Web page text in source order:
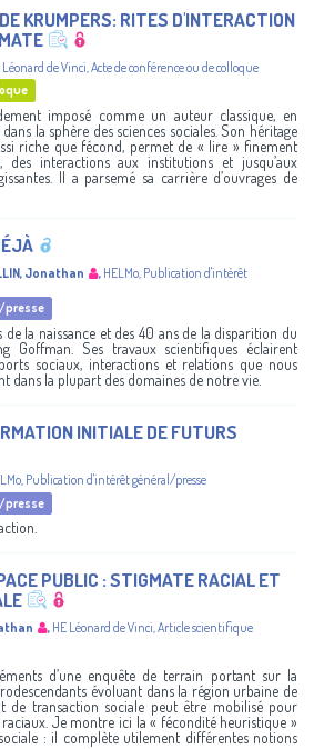
KRUMPERS: RITES D'INTERACTION
Léonard de Vinci Acte de conférence ou de colloque
imposé comme un auteur classique, en
la sphère des sciences sociales. Son héritage
riche que fécond, permet de « lire » finement
des interactions aux institutions et jusqu’aux
Il a parsemé sa carrière d’ouvrages de
Jonathan , HELMo Publication d'intérêt
presse
de la naissance et des 40 ans de la disparition du
Goffman. Ses travaux scientifiques éclairent
sociaux, interactions et relations que nous
dans la plupart des domaines de notre vie.
INITIALE DE FUTURS
Publication d'intérêt général/presse
presse
PUBLIC : STIGMATE RACIAL ET
, HE Léonard de Vinci Article scientifique
d’une enquête de terrain portant sur la
évoluant dans la région urbaine de
de transaction sociale peut être mobilisé pour
Je montre ici la « fécondité heuristique »
: il complète utilement différentes notions